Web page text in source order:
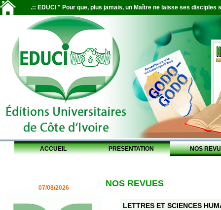
.:: EDUCI " Pour que, plus jamais, un Maître ne laisse ses disciples
ACCUEIL PRESENTATION NOS
07/08/2026 NOS REVUES
LETTRES ET SCIENCES